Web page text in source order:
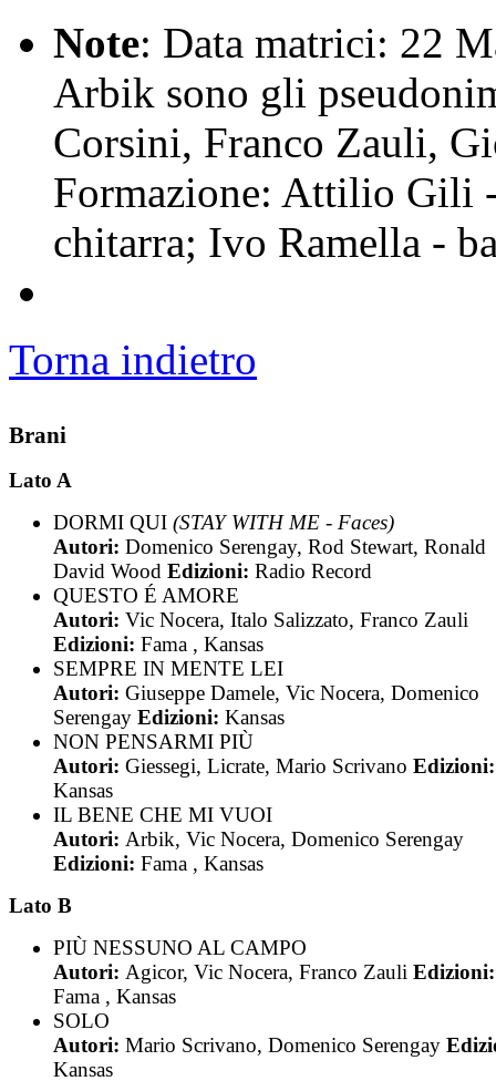
Note: Data matrici: 22
Arbik sono gli
Corsini, Franco Zauli,
Formazione: Attilio Gili
chitarra; Ivo Ramella -
Torna indietro
Brani
Lato A
DORMI QUI (STAY WITH ME - Faces)
Autori: Domenico Serengay, Rod Stewart, Ronald
David Wood Edizioni: Radio Record
QUESTO É AMORE
Autori: Vic Nocera, Italo Salizzato, Franco Zauli
Edizioni: Fama , Kansas
SEMPRE IN MENTE LEI
Autori: Giuseppe Damele, Vic Nocera, Domenico
Serengay Edizioni: Kansas
NON PENSARMI PIÙ
Autori: Giessegi, Licrate, Mario Scrivano Edizioni:
Kansas
IL BENE CHE MI VUOI
Autori: Arbik, Vic Nocera, Domenico Serengay
Edizioni: Fama , Kansas
Lato B
PIÙ NESSUNO AL CAMPO
Autori: Agicor, Vic Nocera, Franco Zauli Edizioni:
Fama , Kansas
SOLO
Autori: Mario Scrivano, Domenico Serengay
Kansas